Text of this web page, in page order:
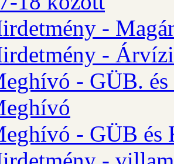
-
-
- GÜB.
- GÜB és